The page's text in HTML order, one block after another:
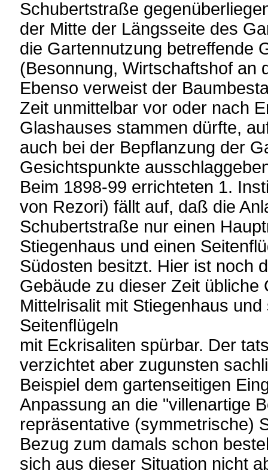
Schubertstraße
der Mitte der Längsseite des
die Gartennutzung betreffende
(Besonnung, Wirtschaftshof an
Ebenso verweist der
Zeit unmittelbar vor oder nach
Glashauses stammen dürfte,
auch bei der Bepflanzung der
Gesichtspunkte
Beim 1898-99 errichteten 1.
von Rezori) fällt auf, daß die
Schubertstraße nur einen
Stiegenhaus und einen
Südosten besitzt. Hier ist noch
Gebäude zu dieser Zeit übliche
Mittelrisalit mit Stiegenhaus
Seitenflügeln
mit Eckrisaliten spürbar. Der
verzichtet aber zugunsten
Beispiel dem gartenseitigen
Anpassung an die "villenartige
repräsentative (symmetrische)
Bezug zum damals schon
sich aus dieser Situation nicht